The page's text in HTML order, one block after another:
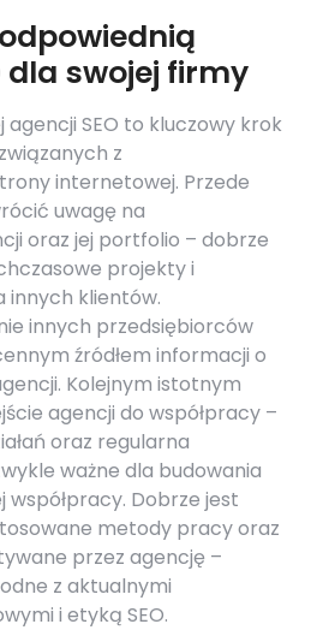
dla swojej firmy
SEO to kluczowy krok
z
internetowej. Przede
uwagę na
oraz jej portfolio – dobrze
projekty i
innych klientów.
innych przedsiębiorców
źródłem informacji o
Kolejnym istotnym
agencji do współpracy –
oraz regularna
ważne dla budowania
współpracy. Dobrze jest
metody pracy oraz
przez agencję –
z aktualnymi
i etyką SEO.